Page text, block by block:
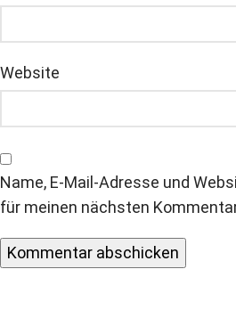
Website
Name, E-Mail-Adresse und
für meinen nächsten